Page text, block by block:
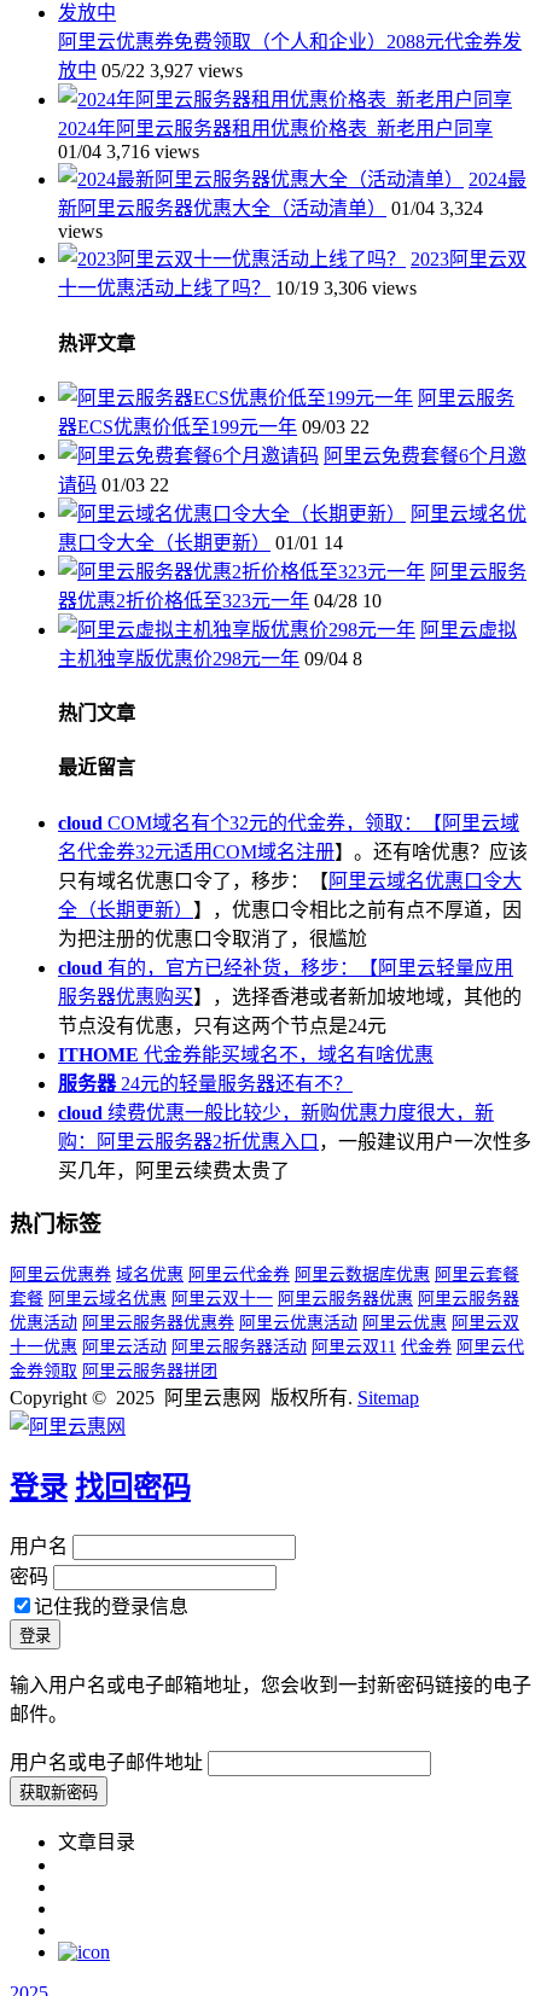
阿里云优惠券免费领取（个人和企业）2088元代金券发
放中 05/22 3,927 views
2024年阿里云服务器租用优惠价格表_新老用户同享
01/04 3,716 views
2024最
新阿里云服务器优惠大全（活动清单）
01/04 3,324
views
2023阿里云双
十一优惠活动上线了吗？
10/19 3,306 views
热评文章
阿里云服务
器ECS优惠价低至199元一年 09/03 22
阿里云免费套餐6个月邀
请码 01/03 22
阿里云域名优
惠口令大全（长期更新）
01/01 14
阿里云服务
器优惠2折价格低至323元一年 04/28 10
阿里云虚拟
主机独享版优惠价298元一年 09/04 8
热门文章
最近留言
cloud COM域名有个32元的代金券，领取：【 阿里云域
名代金券32元适用COM域名注册】。还有啥优惠？应该
只有域名优惠口令了，移步：【 阿里云域名优惠口令大
全（长期更新） 】，优惠口令相比之前有点不厚道，因
为把注册的优惠口令取消了，很尴尬
cloud 有的，官方已经补货，移步：【 阿里云轻量应用
服务器优惠购买】，选择香港或者新加坡地域，其他的
节点没有优惠，只有这两个节点是24元
ITHOME 代金券能买域名不，域名有啥优惠
服务器24元的轻量服务器还有不？
cloud 续费优惠一般比较少，新购优惠力度很大，新
购：
阿里云服务器2折优惠入口 ，一般建议用户一次性多
买几年，阿里云续费太贵了
热门标签
阿里云优惠券 域名优惠 阿里云代金券 阿里云数据库优惠 阿里云套餐
套餐 阿里云域名优惠 阿里云双十一 阿里云服务器优惠 阿里云服务器
优惠活动 阿里云服务器优惠券 阿里云优惠活动 阿里云优惠 阿里云双
十一优惠 阿里云活动 阿里云服务器活动 阿里云双11 代金券 阿里云代
金券领取 阿里云服务器拼团
Copyright © 2025 阿里云惠网 版权所有. Sitemap
登录 找回密码
用户名
密码
记住我的登录信息
输入用户名或电子邮箱地址，您会收到一封新密码链接的电子
邮件。
用户名或电子邮件地址
文章目录